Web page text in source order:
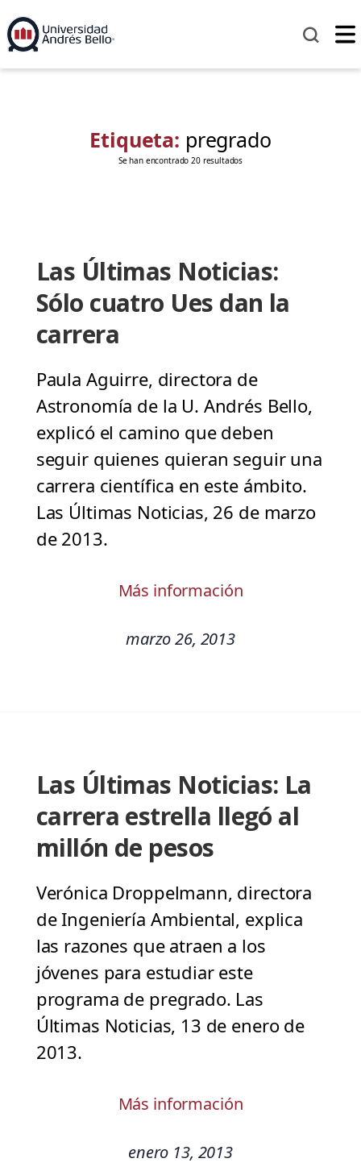
Etiqueta: pregrado
Se han encontrado 20 resultados
Las Últimas Noticias:
Sólo cuatro Ues dan la
carrera
Paula Aguirre, directora de
Astronomía de la U. Andrés Bello,
explicó el camino que deben
seguir quienes quieran seguir una
carrera científica en este ámbito.
Las Últimas Noticias, 26 de marzo
de 2013.
Más información
marzo 26, 2013
Las Últimas Noticias: La
carrera estrella llegó al
millón de pesos
Verónica Droppelmann, directora
de Ingeniería Ambiental, explica
las razones que atraen a los
jóvenes para estudiar este
programa de pregrado. Las
Últimas Noticias, 13 de enero de
2013.
Más información
enero 13, 2013